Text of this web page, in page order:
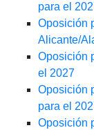
para el
Oposición
Alicante/
Oposición
el 2027
Oposición
para el
Oposición